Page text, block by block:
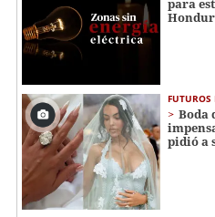
para
FUTUROS
Boda
pidió a